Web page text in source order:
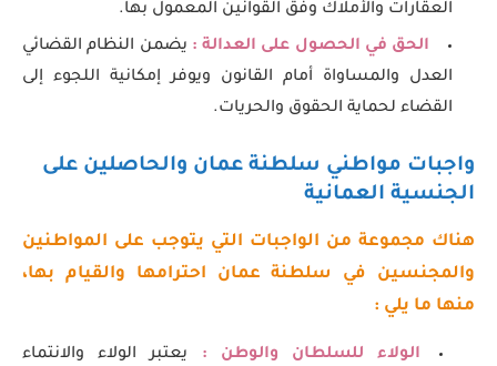
العقارات والأملاك وفق القوانين المعمول بها.
الحق في الحصول على العدالة : يضمن النظام القضائي
العدل والمساواة أمام القانون ويوفر إمكانية اللجوء إلى
القضاء لحماية الحقوق والحريات.
واجبات مواطني سلطنة عمان والحاصلين على
الجنسية العمانية
هناك مجموعة من الواجبات التي يتوجب على المواطنين
والمجنسين في سلطنة عمان احترامها والقيام بها،
منها ما يلي :
الولاء للسلطان والوطن : يعتبر الولاء والانتماء